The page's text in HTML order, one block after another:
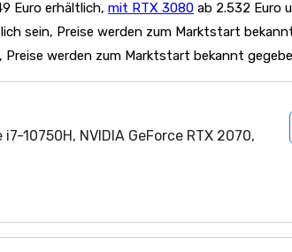
Euro erhältlich, mit RTX 3080 ab 2.532 Euro
sein, Preise werden zum Marktstart
werden zum Marktstart bekannt
10750H, NVIDIA GeForce RTX 2070,